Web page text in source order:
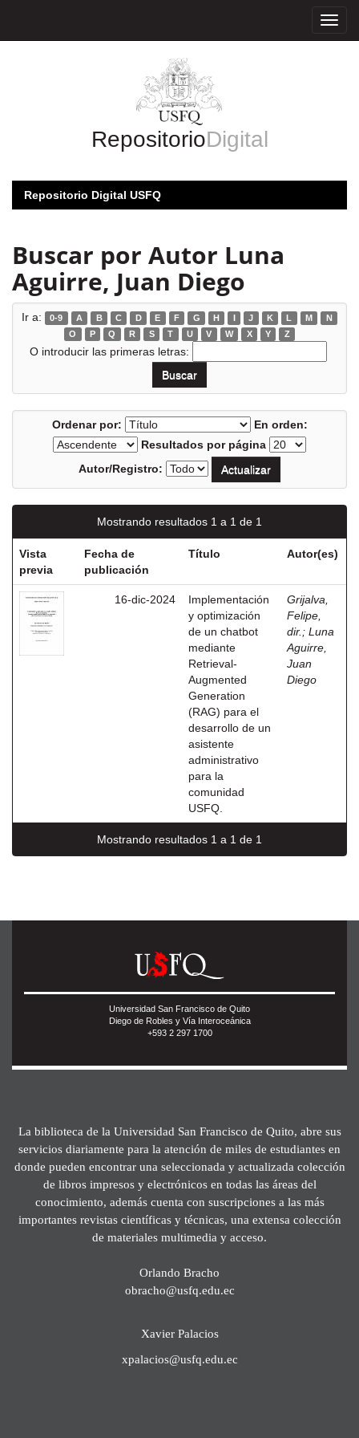
RepositorioDigital
Repositorio Digital USFQ
Buscar por Autor Luna
Aguirre, Juan Diego
Ir a: 0-9 A B C D E F G H I J K L M
N
O
P Q R S T U V W X Y Z
O introducir las primeras letras:
Ordenar por:
En orden:
Resultados por página
Autor/Registro:
Mostrando resultados 1 a 1 de 1
Vista
previa
Fecha de
publicación
Título Autor(es)
16-dic-2024
Implementación
y optimización
de un chatbot
mediante
Retrieval-
Augmented
Generation
(RAG) para el
desarrollo de un
asistente
administrativo
para la
comunidad
USFQ.
Grijalva,
Felipe,
dir. ; Luna
Aguirre,
Juan
Diego
Mostrando resultados 1 a 1 de 1
Universidad San Francisco de Quito
Diego de Robles y Vía Interoceánica
+593 2 297 1700
La biblioteca de la Universidad San Francisco de Quito, abre sus
servicios diariamente para la atención de miles de estudiantes en
donde pueden encontrar una seleccionada y actualizada colección
de libros impresos y electrónicos en todas las áreas del
conocimiento, además cuenta con suscripciones a las más
importantes revistas científicas y técnicas, una extensa colección
de materiales multimedia y acceso.
Orlando Bracho
obracho@usfq.edu.ec
Xavier Palacios
xpalacios@usfq.edu.ec